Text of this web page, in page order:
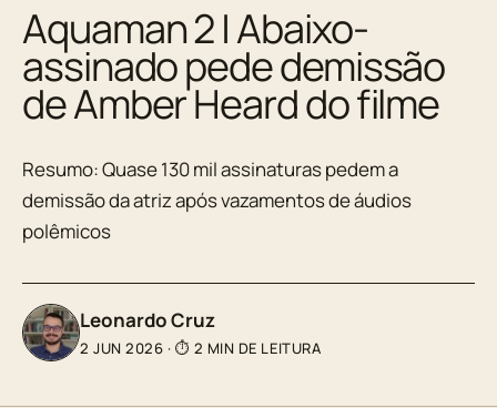
Aquaman 2 | Abaixo-
assinado pede demissão
de Amber Heard do filme
Resumo: Quase 130 mil assinaturas pedem a
demissão da atriz após vazamentos de áudios
polêmicos
Leonardo Cruz
2 JUN 2026 · ⏱ 2 MIN DE LEITURA